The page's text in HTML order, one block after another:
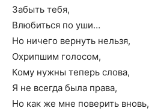
Забыть тебя,
Влюбиться по уши…
Но ничего вернуть нельзя,
Охрипшим голосом,
Кому нужны теперь слова,
Я не всегда была права,
Но как же мне поверить вновь,